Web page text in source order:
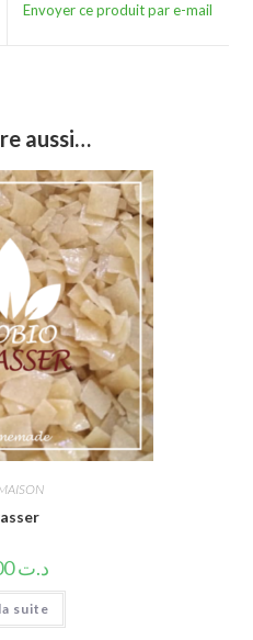
new
Envoyer ce produit par e-mail
aussi…
د.ت3.000
suite